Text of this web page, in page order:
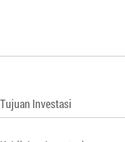
Tujuan Investasi